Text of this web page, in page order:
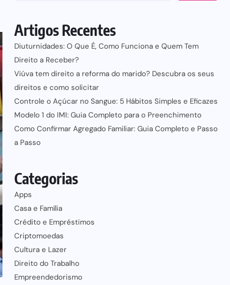
Artigos Recentes
Diuturnidades: O Que É, Como Funciona e Quem Tem
Direito a Receber?
Viúva tem direito a reforma do marido? Descubra os seus
direitos e como solicitar
Controle o Açúcar no Sangue: 5 Hábitos Simples e Eficazes
Modelo 1 do IMI: Guia Completo para o Preenchimento
Como Confirmar Agregado Familiar: Guia Completo e Passo
a Passo
Categorias
Apps
Casa e Família
Crédito e Empréstimos
Criptomoedas
Cultura e Lazer
Direito do Trabalho
Empreendedorismo